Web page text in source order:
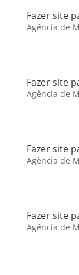
Fazer site
Agência de
Fazer site
Agência de
Fazer site
Agência de
Fazer site
Agência de